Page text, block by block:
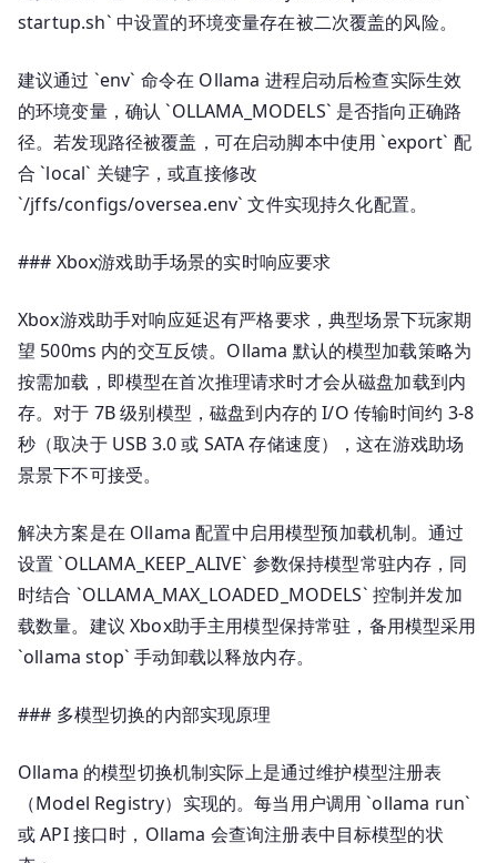
startup.sh` 中设置的环境变量存在被二次覆盖的风险。
建议通过 `env` 命令在 Ollama 进程启动后检查实际生效
的环境变量，确认 `OLLAMA_MODELS` 是否指向正确路
径。若发现路径被覆盖，可在启动脚本中使用 `export` 配
合 `local` 关键字，或直接修改
`/jffs/configs/oversea.env` 文件实现持久化配置。
### Xbox游戏助手场景的实时响应要求
Xbox游戏助手对响应延迟有严格要求，典型场景下玩家期
望 500ms 内的交互反馈。Ollama 默认的模型加载策略为
按需加载，即模型在首次推理请求时才会从磁盘加载到内
存。对于 7B 级别模型，磁盘到内存的 I/O 传输时间约 3-8
秒（取决于 USB 3.0 或 SATA 存储速度），这在游戏助场
景景下不可接受。
解决方案是在 Ollama 配置中启用模型预加载机制。通过
设置 `OLLAMA_KEEP_ALIVE` 参数保持模型常驻内存，同
时结合 `OLLAMA_MAX_LOADED_MODELS` 控制并发加
载数量。建议 Xbox助手主用模型保持常驻，备用模型采用
`ollama stop` 手动卸载以释放内存。
### 多模型切换的内部实现原理
Ollama 的模型切换机制实际上是通过维护模型注册表
（Model Registry）实现的。每当用户调用 `ollama run`
或 API 接口时，Ollama 会查询注册表中目标模型的状